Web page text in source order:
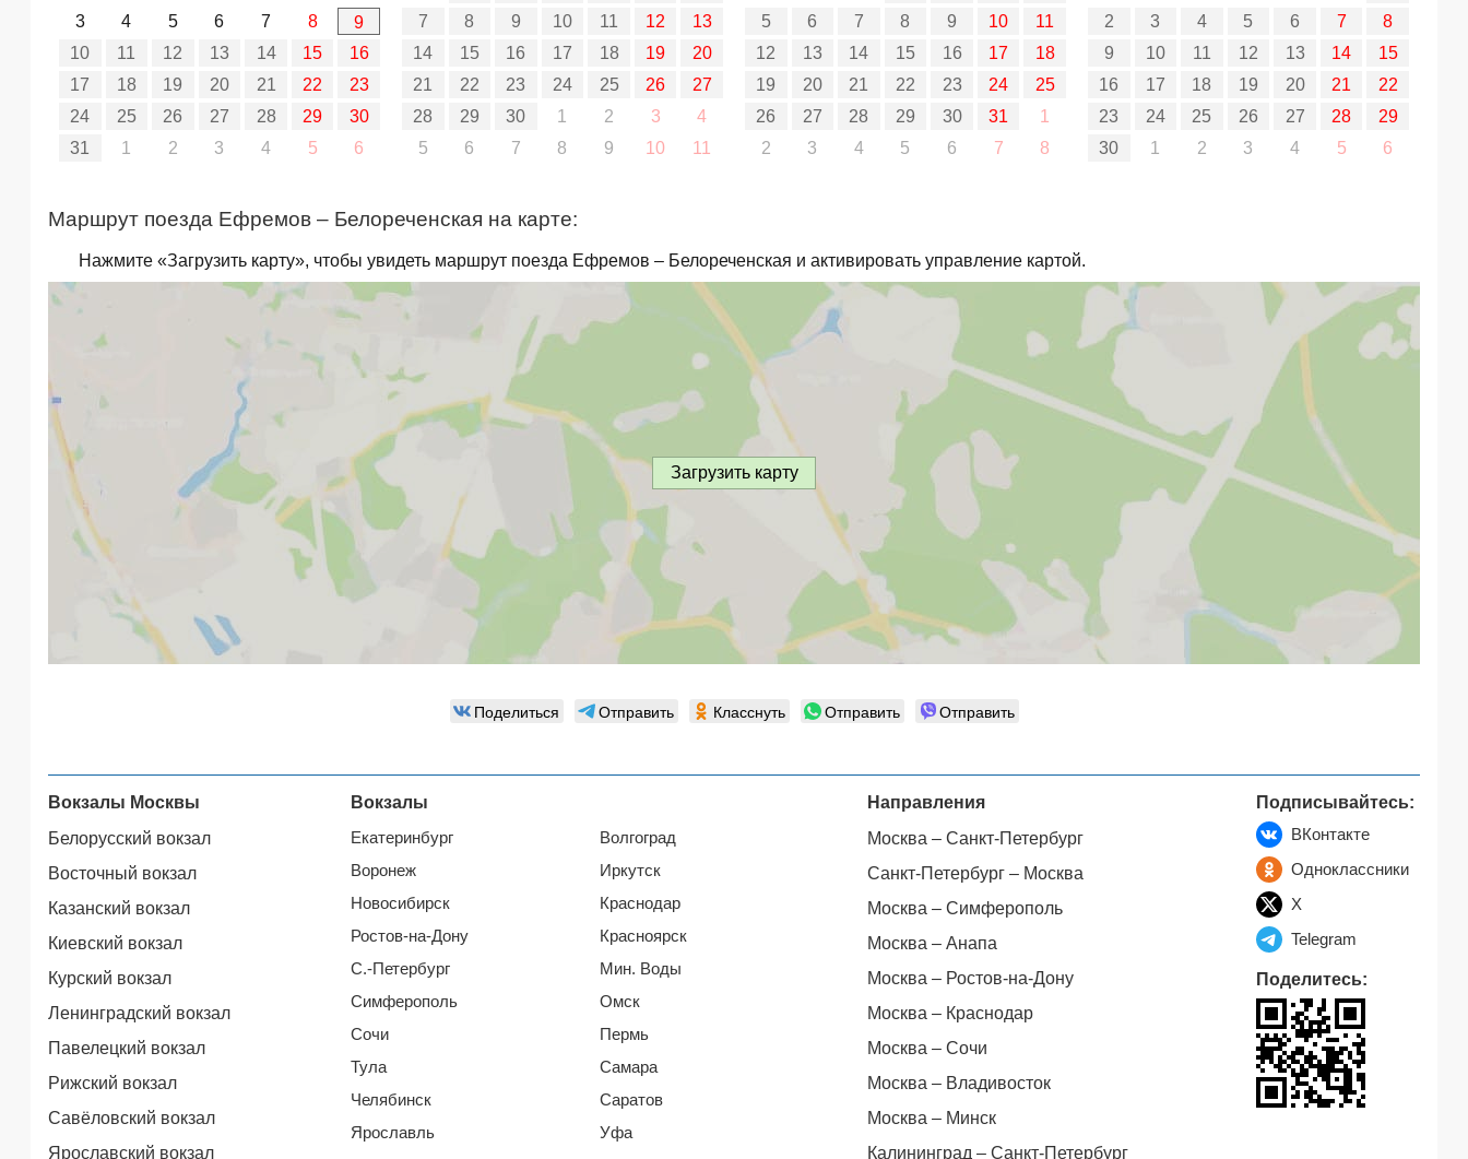
3
4 5 6 7 8
9
10
11 12 13 14 15
16
17
18 19 20 21 22
23
24
25 26 27 28 29
30
31
1 2 3 4 5 6
7
8 9 10 11 12
13
14
15 16 17 18 19
20
21
22 23 24 25 26
27
28
29 30 1 2 3
4
5
6 7 8 9 10 11
5
6 7 8 9 10
11
12
13 14 15 16 17
18
19
20 21 22 23 24
25
26
27 28 29 30 31
1
2
3 4 5 6 7 8
2
3 4 5 6 7
8
9
10 11 12 13 14
15
16
17 18 19 20 21
22
23
24 25 26 27 28
29
30
1 2 3 4 5 6
Маршрут поезда Ефремов – Белореченская на карте:
Нажмите «Загрузить карту», чтобы увидеть маршрут поезда Ефремов – Белореченская и активировать управление картой.
Загрузить карту
Поделиться Отправить Класснуть Отправить Отправить
Вокзалы Москвы
Белорусский вокзал
Восточный вокзал
Казанский вокзал
Киевский вокзал
Курский вокзал
Ленинградский вокзал
Павелецкий вокзал
Рижский вокзал
Савёловский вокзал
Ярославский вокзал
Вокзалы
Екатеринбург
Воронеж
Новосибирск
Ростов-на-Дону
С.-Петербург
Симферополь
Сочи
Тула
Челябинск
Ярославль
Волгоград
Иркутск
Краснодар
Красноярск
Мин. Воды
Омск
Пермь
Самара
Саратов
Уфа
Направления
Москва – Санкт-Петербург
Санкт-Петербург – Москва
Москва – Симферополь
Москва – Анапа
Москва – Ростов-на-Дону
Москва – Краснодар
Москва – Сочи
Москва – Владивосток
Москва – Минск
Калининград – Санкт-Петербург
Подписывайтесь:
ВКонтакте
Одноклассники
X
Telegram
Поделитесь: